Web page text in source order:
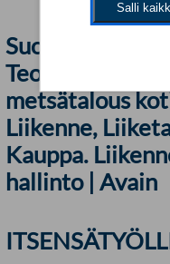
Suomalaiset
Teollisuus.
metsätalous
Liikenne,
Kauppa.
hallinto | Avain
Salli